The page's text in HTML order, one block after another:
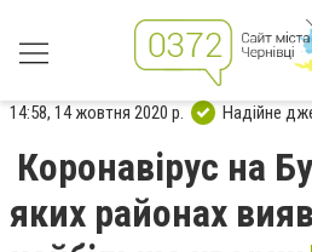
14:58, 14 жовтня 2020 р. Надійне
Коронавірус на
яких районах